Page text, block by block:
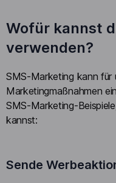
Wofür kannst
verwenden?
SMS-Marketing kann für
Marketingmaßnahmen
SMS-Marketing-
kannst:
Sende